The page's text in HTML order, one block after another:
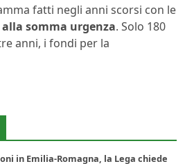
fatti negli anni scorsi con le
somma urgenza. Solo 180
anni, i fondi per la
in Emilia-Romagna, la Lega chiede